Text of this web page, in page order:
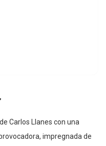
Carlos Llanes con una
impregnada de